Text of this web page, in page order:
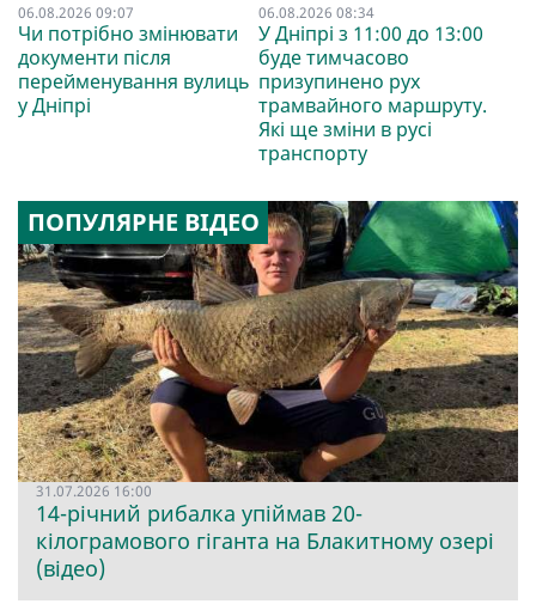
06.08.2026 09:07
Чи потрібно змінювати
документи після
перейменування вулиць
у Дніпрі
06.08.2026 08:34
У Дніпрі з 11:00 до 13:00
буде тимчасово
призупинено рух
трамвайного маршруту.
Які ще зміни в русі
транспорту
ПОПУЛЯРНЕ ВІДЕО
31.07.2026 16:00
14-річний рибалка упіймав 20-
кілограмового гіганта на Блакитному озері
(відео)